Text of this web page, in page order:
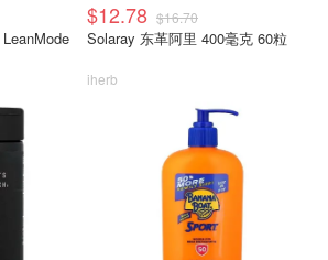
$12.78 $16.70
Solaray 东革阿里 400毫克 60粒
iherb